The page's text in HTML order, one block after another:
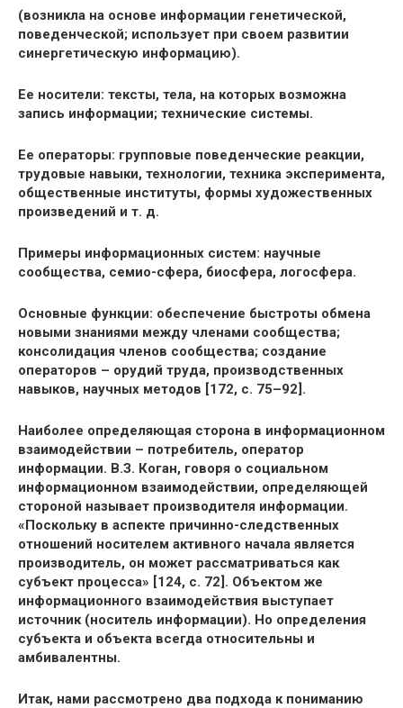
(возникла на основе информации генетической,
поведенческой; использует при своем развитии
синергетическую информацию).
Ее носители: тексты, тела, на которых возможна
запись информации; технические системы.
Ее операторы: групповые поведенческие реакции,
трудовые навыки, технологии, техника эксперимента,
общественные институты, формы художественных
произведений и т. д.
Примеры информационных систем: научные
сообщества, семио-сфера, биосфера, логосфера.
Основные функции: обеспечение быстроты обмена
новыми знаниями между членами сообщества;
консолидация членов сообщества; создание
операторов – орудий труда, производственных
навыков, научных методов [172, с. 75–92].
Наиболее определяющая сторона в информационном
взаимодействии – потребитель, оператор
информации. В.З. Коган, говоря о социальном
информационном взаимодействии, определяющей
стороной называет производителя информации.
«Поскольку в аспекте причинно-следственных
отношений носителем активного начала является
производитель, он может рассматриваться как
субъект процесса» [124, с. 72]. Объектом же
информационного взаимодействия выступает
источник (носитель информации). Но определения
субъекта и объекта всегда относительны и
амбивалентны.
Итак, нами рассмотрено два подхода к пониманию